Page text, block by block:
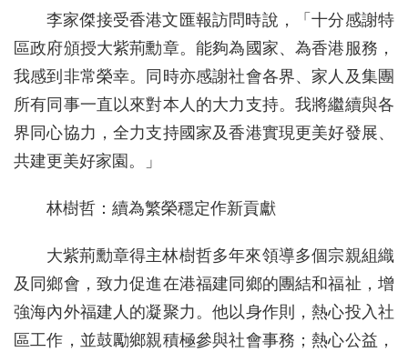
李家傑接受香港文匯報訪問時說，「十分感謝特
區政府頒授大紫荊勳章。能夠為國家、為香港服務，
我感到非常榮幸。同時亦感謝社會各界、家人及集團
所有同事一直以來對本人的大力支持。我將繼續與各
界同心協力，全力支持國家及香港實現更美好發展、
共建更美好家園。」
林樹哲：續為繁榮穩定作新貢獻
大紫荊勳章得主林樹哲多年來領導多個宗親組織
及同鄉會，致力促進在港福建同鄉的團結和福祉，增
強海內外福建人的凝聚力。他以身作則，熱心投入社
區工作，並鼓勵鄉親積極參與社會事務；熱心公益，